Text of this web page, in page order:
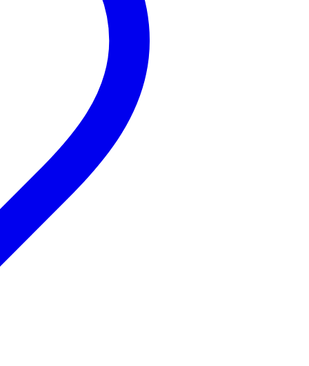
Reviews uit andere landen
Vertaal alle reviews naar het Nederlands
M jean-michel carbonie 9 maart 2015
Schreef het volgende over
Une livraison rapide, merci bax-shop.
Un produit de grande qualité mais c'est peut être moi qui
serez sur votre barre, plus vous serez et plus le collier veut se
Vertaal naar het Nederlands